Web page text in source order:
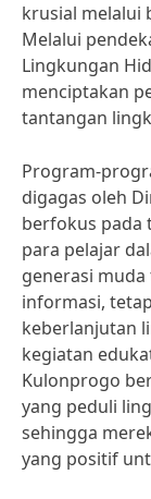
krusial melalui
Melalui
Lingkungan
menciptakan
tantangan
Program-
digagas oleh
berfokus pada
para pelajar
generasi
informasi,
keberlanjutan
kegiatan
Kulonprogo
yang peduli
sehingga
yang positif